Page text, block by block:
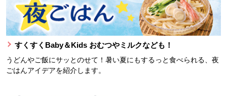
すくすくBaby＆Kids おむつやミルクなども！
うどんやご飯にサッとのせて！暑い夏にもするっと食べられる、夜
ごはんアイデアを紹介します。